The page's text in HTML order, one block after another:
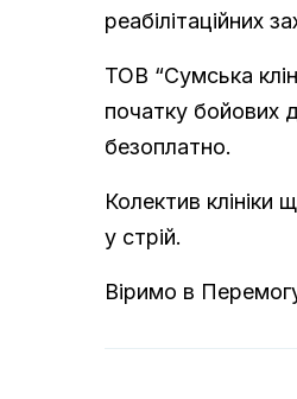
реабілітаційних
ТОВ “Сумська
початку бойових
безоплатно.
Колектив
у стрій.
Віримо в